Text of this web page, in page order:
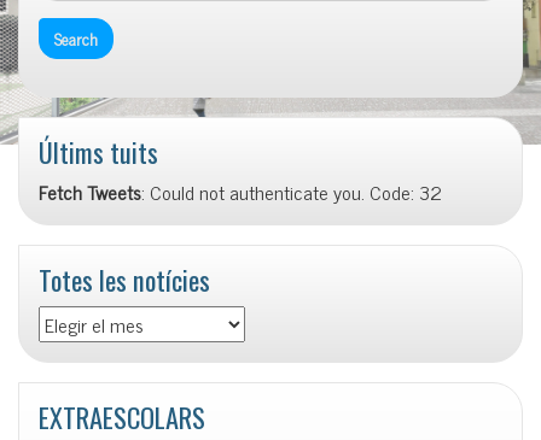
Últims tuits
Fetch Tweets: Could not authenticate you. Code: 32
Totes les notícies
Totes
les
notícies
EXTRAESCOLARS